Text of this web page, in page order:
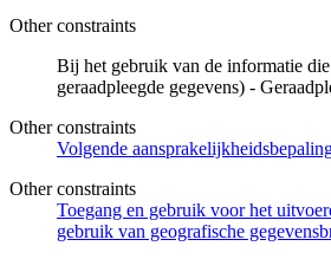
Other constraints
Bij het gebruik van de informatie
geraadpleegde gegevens) -
Other constraints
Volgende
Other constraints
Toegang en gebruik voor het
gebruik van geografische